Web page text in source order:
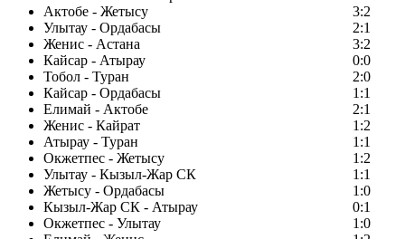
Актобе - Жетысу
3:2
Улытау - Ордабасы
2:1
Женис - Астана
3:2
Кайсар - Атырау
0:0
Тобол - Туран
2:0
Кайсар - Ордабасы
1:1
Елимай - Актобе
2:1
Женис - Кайрат
1:2
Атырау - Туран
1:1
Окжетпес - Жетысу
1:2
Улытау - Кызыл-Жар СК
1:1
Жетысу - Ордабасы
1:0
Кызыл-Жар СК - Атырау
0:1
Окжетпес - Улытау
1:0